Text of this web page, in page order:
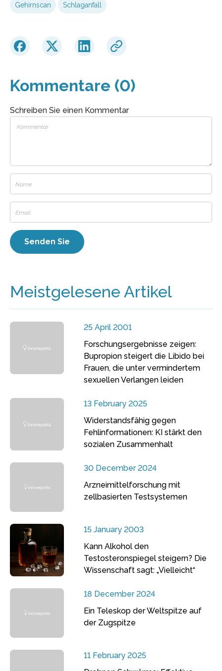
Gehirnscan Schlaganfall
Kommentare (0)
Schreiben Sie einen Kommentar
Meistgelesene Artikel
25 April 2001
Forschungsergebnisse zeigen:
Bupropion steigert die Libido bei
Frauen, die unter vermindertem
sexuellen Verlangen leiden
13 February 2025
Widerstandsfähig gegen
Fehlinformationen: KI stärkt den
sozialen Zusammenhalt
30 December 2024
Arzneimittelforschung mit
zellbasierten Testsystemen
15 January 2003
Kann Alkohol den
Testosteronspiegel steigern? Die
Wissenschaft sagt: „Vielleicht“
18 December 2024
Ein Teleskop der Weltspitze auf
der Zugspitze
11 February 2025